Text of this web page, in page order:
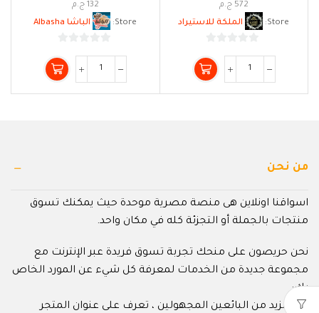
572 ج.م
Store:
الملكة للاستيراد
من
5
132 ج.م
Store:
الباشا Albasha
من
5
من نحن
اسواقنا اونلاين هى منصة مصرية موحدة حيث يمكنك تسوق
منتجات بالجملة أو التجزئة كله في مكان واحد.
نحن حريصون على منحك تجربة تسوق فريدة عبر الإنترنت مع
مجموعة جديدة من الخدمات لمعرفة كل شيء عن المورد الخاص
بك:
● لا مزيد من البائعين المجهولين ، تعرف على عنوان المتجر